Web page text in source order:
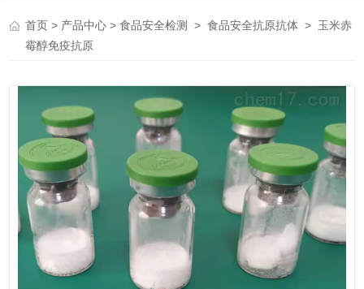
首页 > 产品中心 >食品安全检测 >食品安全抗原抗体 > 玉米赤
霉醇免疫抗原